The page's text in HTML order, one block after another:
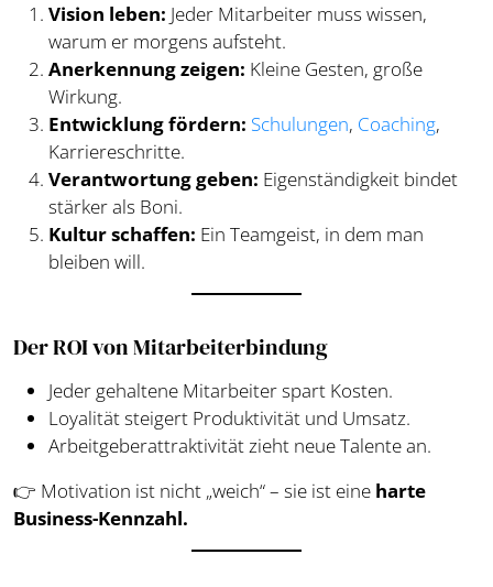
Vision leben: Jeder Mitarbeiter muss wissen,
warum er morgens aufsteht.
Anerkennung zeigen: Kleine Gesten, große
Wirkung.
Entwicklung fördern: Schulungen, Coaching,
Karriereschritte.
Verantwortung geben: Eigenständigkeit bindet
stärker als Boni.
Kultur schaffen: Ein Teamgeist, in dem man
bleiben will.
Der ROI von Mitarbeiterbindung
Jeder gehaltene Mitarbeiter spart Kosten.
Loyalität steigert Produktivität und Umsatz.
Arbeitgeberattraktivität zieht neue Talente an.
👉 Motivation ist nicht „weich“ – sie ist eine harte
Business-Kennzahl.